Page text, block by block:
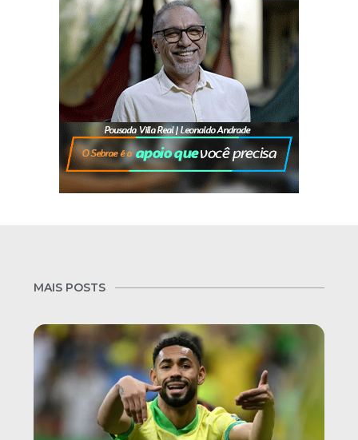
MAIS POSTS